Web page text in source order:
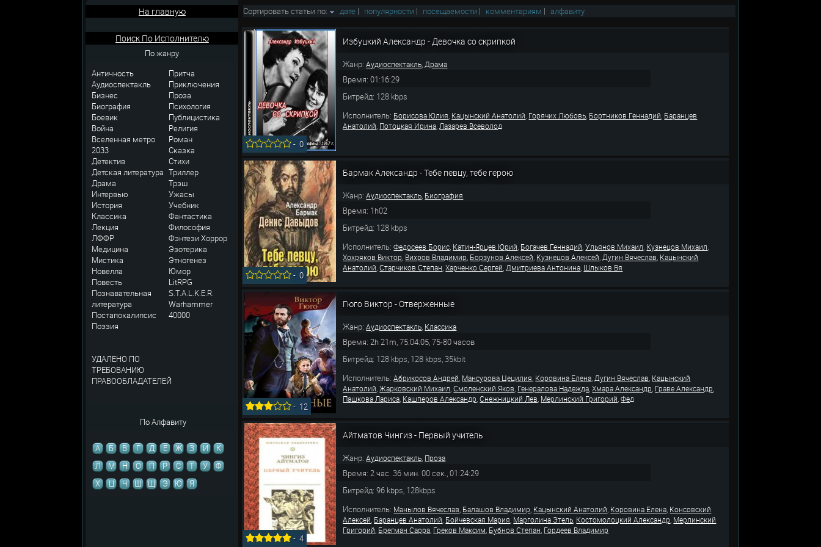
На главную
Поиск По Исполнителю
По жанру
Античность
Аудиоспектакль
Бизнес
Биография
Боевик
Война
Вселенная метро
2033
Детектив
Детская литература
Драма
Интервью
История
Классика
Лекция
ЛФФР
Медицина
Мистика
Новелла
Повесть
Познавательная
литература
Постапокалипсис
Поэзия
УДАЛЕНО ПО
ТРЕБОВАНИЮ
ПРАВООБЛАДАТЕЛЕЙ
Притча
Приключения
Проза
Психология
Публицистика
Религия
Роман
Сказка
Стихи
Триллер
Трэш
Ужасы
Учебник
Фантастика
Философия
ФэнтезиХоррор
Эзотерика
Этногенез
Юмор
LitRPG
S.T.A.L.K.E.R.
Warhammer
40000
По Алфавиту
А Б В Г Д Е Ж З И
К
Л
М Н О П Р С Т У
Ф
Х
Ц Ч Ш Щ Э Ю Я
Сортировать статьи по: дате | популярности | посещаемости | комментариям | алфавиту
-0
Избуцкий Александр - Девочка со скрипкой
Жанр:Аудиоспектакль,Драма
Время: 01:16:29
Битрейд: 128 kbps
Исполнитель: Борисова Юлия, Кацынский Анатолий, Горячих Любовь, Бортников Геннадий, Баранцев
Анатолий, Потоцкая Ирина,Лазарев Всеволод
-0
Бармак Александр - Тебе певцу, тебе герою
Жанр:Аудиоспектакль, Биография
Время: 1h02
Битрейд: 128 kbps
Исполнитель:Федосеев Борис, Катин-Ярцев Юрий, Богачев Геннадий,Ульянов Михаил, Кузнецов Михаил,
Хохряков Виктор, Вихров Владимир, Борзунов Алексей, Кузнецов Алексей,Дугин Вячеслав, Кацынский
Анатолий,Старчиков Степан,Харченко Сергей,Дмитриева Антонина, Шлыков Вя
- 12
Гюго Виктор - Отверженные
Жанр:Аудиоспектакль, Классика
Время: 2h 21m, 75:04:05, 75-80 часов
Битрейд: 128 kbps, 128 kbps, 35kbit
Исполнитель:Абрикосов Андрей, Мансурова Цецилия, Коровина Елена,Дугин Вячеслав, Кацынский
Анатолий,Жарковский Михаил,Смоленский Яков, Генералова Надежда,Хмара Александр, Граве Александр,
Пашкова Лариса, Кашперов Александр,Снежницкий Лев, Мерлинский Григорий,Фед
-4
Айтматов Чингиз - Первый учитель
Жанр:Аудиоспектакль, Проза
Время: 2 час. 36 мин. 00 сек., 01:24:29
Битрейд: 96 kbps, 128kbps
Исполнитель: Манылов Вячеслав, Балашов Владимир, Кацынский Анатолий, Коровина Елена, Консовский
Алексей, Баранцев Анатолий, Бойчевская Мария, Марголина Этель, Костомолоцкий Александр, Мерлинский
Григорий, Брегман Сарра, Греков Максим, Бубнов Степан, Гордеев Владимир